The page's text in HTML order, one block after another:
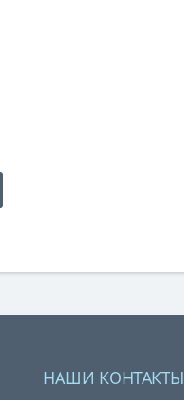
НАШИ КОНТАКТЫ